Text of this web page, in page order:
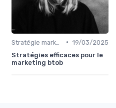
• 19/03/2025
Stratégies efficaces pour le
marketing btob